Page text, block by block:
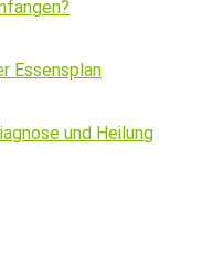
Essensplan
und Heilung